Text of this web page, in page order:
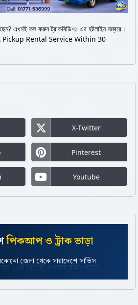
এখনই কল করুন ট্রাকবিডি৭১ এর হটলাইন নম্বরে।
Pickup Rental Service Within 30
X-Twitter
Pinterest
Youtube
পিকআপ ও ট্রাক ভাড়া
জেলা থেকে সারাদেশে সার্ভিস